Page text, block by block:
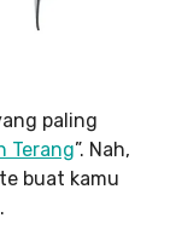
paling
Terang”. Nah,
buat kamu